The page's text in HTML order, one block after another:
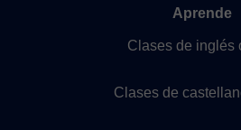
Aprende
Clases de inglés
Clases de